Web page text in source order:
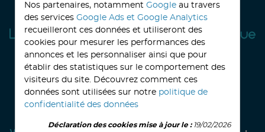
32, avenue Haussmann33390 BLAYE
Lundi14h-18hMardi à vendredi8h30-12h00 - 14h-18h
Le Samedi9h30 - 12h30
Nos partenaires, notamment Google au travers
des services Google Ads et Google Analytics
recueilleront ces données et utiliseront des
cookies pour mesurer les performances des
annonces et les personnaliser ainsi que pour
établir des statistiques sur le comportement des
visiteurs du site. Découvrez comment ces
données sont utilisées sur notre politique de
confidentialité des données
Déclaration des cookies mise à jour le :19/02/2026